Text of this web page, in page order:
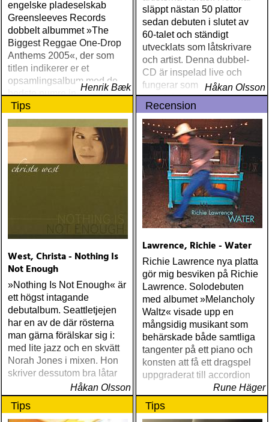
engelske pladeselskab
Greensleeves Records
dobbelt albummet »The
Biggest Reggae One-Drop
Anthems 2005«, der som
titlen indikerer er et
opsamlingsalbum med de
bedste numre indenfor den
populære reggaestil kaldet
one-drop
Henrik Bæk
släppt nästan 50 plattor
sedan debuten i slutet av
60-talet och ständigt
utvecklats som låtskrivare
och artist. Denna dubbel-
CD är inspelad live och
fungerar som en utmärkt
introduktion till denna
världsartist.
Håkan Olsson
Tips
West, Christa - Nothing Is
Not Enough
»Nothing Is Not Enough« är
ett högst intagande
debutalbum. Seattletjejen
har en av de där rösterna
man gärna förälskar sig i:
med lite jazz och en skvätt
Norah Jones i mixen. Hon
skriver dessutom bra låtar
Håkan Olsson
Recension
Lawrence, Richie - Water
Richie Lawrence nya platta
gör mig besviken på Richie
Lawrence. Solodebuten
med albumet »Melancholy
Waltz« visade upp en
mångsidig musikant som
behärskade både samtliga
tangenter på ett piano och
konsten att få ett dragspel
uppgraderat till accordion
Rune Häger
Tips Tips